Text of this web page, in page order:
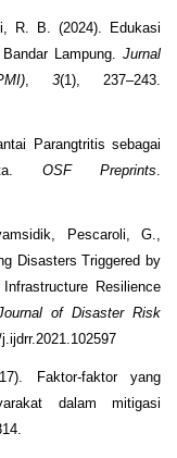
R. B. (2024). Edukasi
Lampung. Jurnal
,3(1), 237–243.
Parangtritis sebagai
OSF Preprints.
Pescaroli, G.,
Disasters Triggered by
Resilience
of Disaster Risk
Faktor-faktor yang
dalam mitigasi